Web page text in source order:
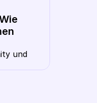
und